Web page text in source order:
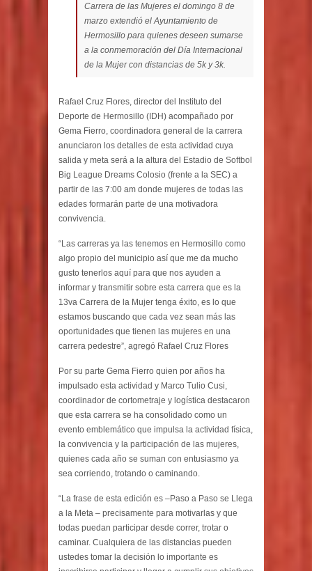
Carrera de las Mujeres el domingo 8 de
marzo extendió el Ayuntamiento de
Hermosillo para quienes deseen sumarse
a la conmemoración del Día Internacional
de la Mujer con distancias de 5k y 3k.
Rafael Cruz Flores, director del Instituto del
Deporte de Hermosillo (IDH) acompañado por
Gema Fierro, coordinadora general de la carrera
anunciaron los detalles de esta actividad cuya
salida y meta será a la altura del Estadio de Softbol
Big League Dreams Colosio (frente a la SEC) a
partir de las 7:00 am donde mujeres de todas las
edades formarán parte de una motivadora
convivencia.
“Las carreras ya las tenemos en Hermosillo como
algo propio del municipio así que me da mucho
gusto tenerlos aquí para que nos ayuden a
informar y transmitir sobre esta carrera que es la
13va Carrera de la Mujer tenga éxito, es lo que
estamos buscando que cada vez sean más las
oportunidades que tienen las mujeres en una
carrera pedestre”, agregó Rafael Cruz Flores
Por su parte Gema Fierro quien por años ha
impulsado esta actividad y Marco Tulio Cusi,
coordinador de cortometraje y logística destacaron
que esta carrera se ha consolidado como un
evento emblemático que impulsa la actividad física,
la convivencia y la participación de las mujeres,
quienes cada año se suman con entusiasmo ya
sea corriendo, trotando o caminando.
“La frase de esta edición es –Paso a Paso se Llega
a la Meta – precisamente para motivarlas y que
todas puedan participar desde correr, trotar o
caminar. Cualquiera de las distancias pueden
ustedes tomar la decisión lo importante es